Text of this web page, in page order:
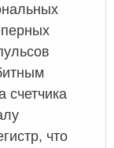
что